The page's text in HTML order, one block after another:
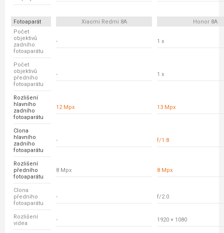
Fotoaparát Xiaomi Redmi 8A
Honor 8A
Počet
objektivů
zadního
fotoaparátu
- 1 x
Počet
objektivů
předního
fotoaparátu
- 1 x
Rozlišení
hlavního
zadního
fotoaparátu
12 Mpx 13 Mpx
Clona
hlavního
zadního
fotoaparátu
- f/1.8
Rozlišení
předního
fotoaparátu
8 Mpx 8 Mpx
Clona
předního
fotoaparátu
- f/2.0
Rozlišení
videa
- 1920 × 1080